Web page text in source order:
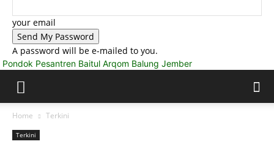
your email
A password will be e-mailed to you.
Pondok Pesantren Baitul Arqom Balung Jember
Home Terkini
Terkini